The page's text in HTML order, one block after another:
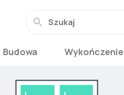
Budowa Wykończenie